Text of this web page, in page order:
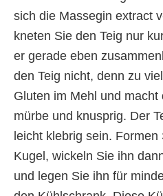
sich die Massegin extract
kneten Sie den Teig nur
er gerade eben
den Teig nicht, denn zu
Gluten im Mehl und macht
mürbe und knusprig. Der
leicht klebrig sein. Formen
Kugel, wickeln Sie ihn
und legen Sie ihn für